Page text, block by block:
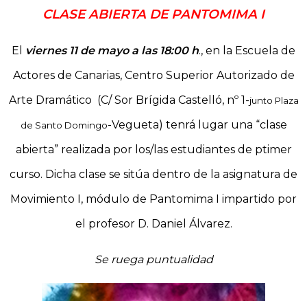
CLASE ABIERTA DE PANTOMIMA I
El viernes 11 de mayo a las 18:00 h., en la Escuela de
Actores de Canarias, Centro Superior Autorizado de
Arte Dramático (C/ Sor Brígida Castelló, nº 1-junto Plaza
de Santo Domingo-Vegueta) tenrá lugar una “clase
abierta” realizada por los/las estudiantes de ptimer
curso. Dicha clase se sitúa dentro de la asignatura de
Movimiento I, módulo de Pantomima I impartido por
el profesor D. Daniel Álvarez.
Se ruega puntualidad